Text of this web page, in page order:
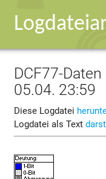
DCF77-
05.04. 23:59
Diese Logdatei
Logdatei als Text